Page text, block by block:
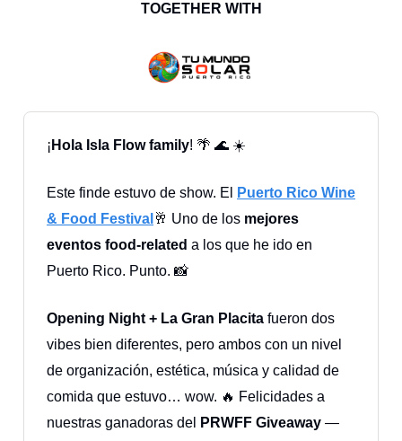
TOGETHER WITH
¡ Hola Isla Flow family! 🌴 🌊 ☀️
Este finde estuvo de show. El
Puerto Rico Wine
& Food Festival 🥂 Uno de los mejores
eventos food-related a los que he ido en
Puerto Rico. Punto. 📸
Opening Night + La Gran Placita fueron dos
vibes bien diferentes, pero ambos con un nivel
de organización, estética, música y calidad de
comida que estuvo… wow. 🔥 Felicidades a
nuestras ganadoras del
PRWFF Giveaway —